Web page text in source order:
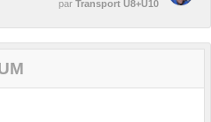
par Transport U8+U10